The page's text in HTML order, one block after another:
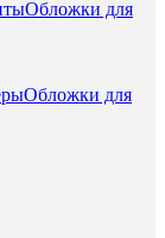
Обложки для
Обложки для